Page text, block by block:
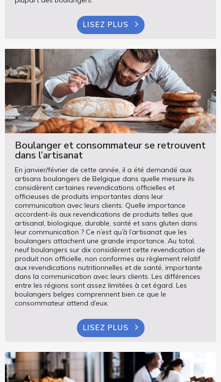
LISEZ PLUS
Boulanger et consommateur se retrouvent
dans l’artisanat
En janvier/février de cette année, il a été demandé aux
artisans boulangers de Belgique dans quelle mesure ils
considèrent certaines revendications officielles et
officieuses de produits importantes dans leur
communication avec leurs clients. Quelle importance
accordent-ils aux revendications de produits telles que
artisanal, biologique, durable, santé et sans gluten dans
leur communication ? Ce n’est qu’à l’artisanat que les
boulangers attachent une grande importance. Au total,
neuf boulangers sur dix considèrent cette revendication de
produit non officielle, non conformes au règlement relatif
aux revendications nutritionnelles et de santé, importante
dans la communication avec leurs clients. Les différences
entre les régions sont assez limitées à cet égard. Les
boulangers belges comprennent bien ce que le
consommateur attend d’eux.
LISEZ PLUS